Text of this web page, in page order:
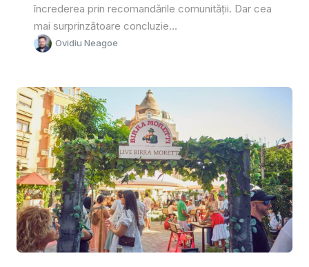
încrederea prin recomandările comunității. Dar cea
mai surprinzătoare concluzie...
Ovidiu Neagoe